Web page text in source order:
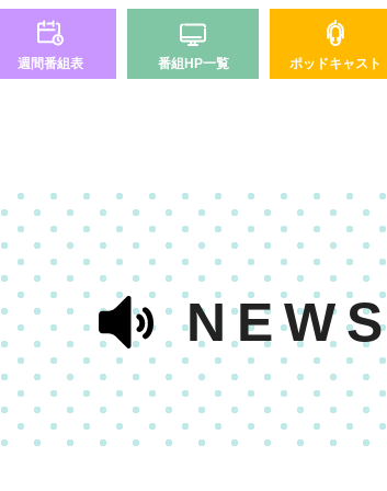
週間番組表 番組HP一覧 ポッドキャスト
NEWS